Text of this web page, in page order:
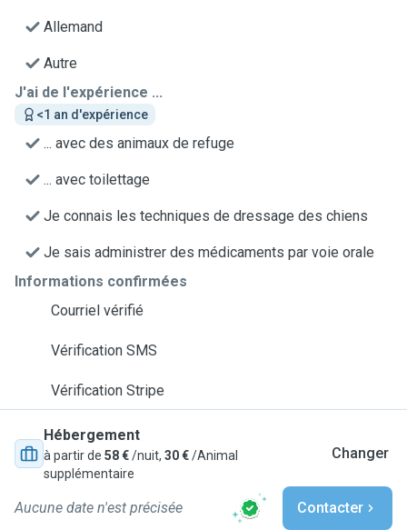
Allemand
Autre
J'ai de l'expérience ...
<1 an d'expérience
... avec des animaux de refuge
... avec toilettage
Je connais les techniques de dressage des chiens
Je sais administrer des médicaments par voie orale
Informations confirmées
Courriel vérifié
Vérification SMS
Vérification Stripe
Hébergement
à partir de 58 €/nuit, 30 €/Animal
supplémentaire
Changer
Aucune date n'est précisée Contacter